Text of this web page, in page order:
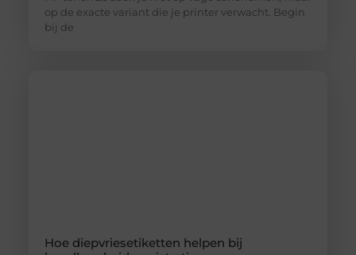
op de exacte variant die je printer verwacht. Begin
bij de
Hoe diepvriesetiketten helpen bij